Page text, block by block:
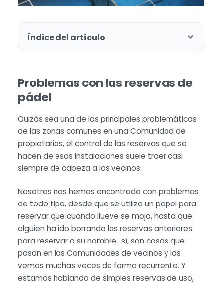
Índice del artículo
Problemas con las reservas de
pádel
Quizás sea una de las principales problemáticas
de las zonas comunes en una Comunidad de
propietarios, el control de las reservas que se
hacen de esas instalaciones suele traer casi
siempre de cabeza a los vecinos.
Nosotros nos hemos encontrado con problemas
de todo tipo, desde que se utiliza un papel para
reservar que cuando llueve se moja, hasta que
alguien ha ido borrando las reservas anteriores
para reservar a su nombre.. sí, son cosas que
pasan en las Comunidades de vecinos y las
vemos muchas veces de forma recurrente. Y
estamos hablando de simples reservas de uso,